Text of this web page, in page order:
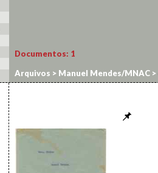
Documentos: 1
Arquivos > Manuel Mendes/MNAC >